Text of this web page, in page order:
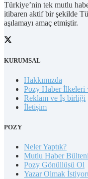
Türkiye’nin tek mutlu
itibaren aktif bir şekilde
aşılamayı amaç etmiştir.
KURUMSAL
Hakkımızda
Pozy Haber İlkeleri
Reklam ve İş birliği
İletişim
POZY
Neler Yaptık?
Mutlu Haber Bülteni
Pozy Gönüllüsü Ol
Yazar Olmak